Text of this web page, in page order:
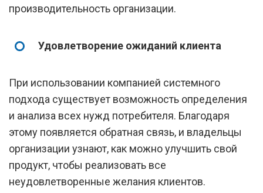
производительность организации.
Удовлетворение ожиданий клиента
При использовании компанией системного
подхода существует возможность определения
и анализа всех нужд потребителя. Благодаря
этому появляется обратная связь, и владельцы
организации узнают, как можно улучшить свой
продукт, чтобы реализовать все
неудовлетворенные желания клиентов.